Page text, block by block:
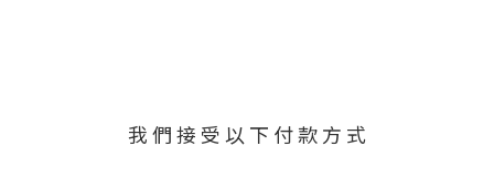
我 們 接 受 以 下 付 款 方 式